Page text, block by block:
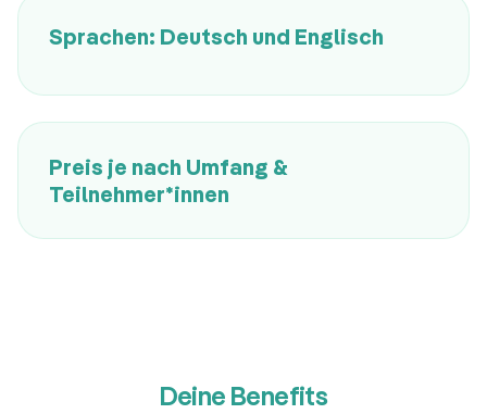
Sprachen: Deutsch und Englisch
Preis je nach Umfang &
Teilnehmer*innen
Deine Benefits